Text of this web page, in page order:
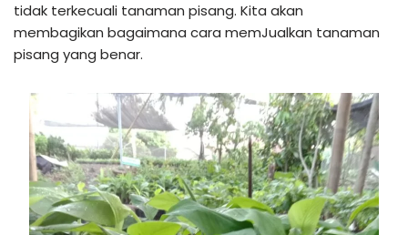
tidak terkecuali tanaman pisang. Kita akan
membagikan bagaimana cara memJualkan tanaman
pisang yang benar.